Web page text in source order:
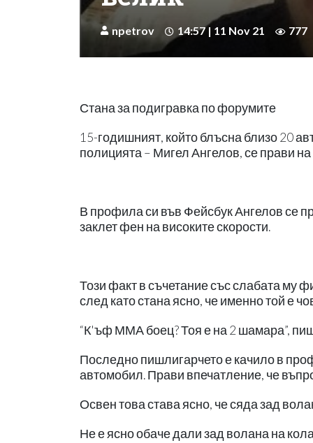
npetrov 14:57 | 11 Nov 21 777
Стана за подигравка по форумите
15-годишният, който блъсна близо 20
полицията – Мигел Ангелов, се прави на
В профила си във Фейсбук Ангелов се
заклет фен на високите скорости.
Този факт в съчетание със слабата му
след като стана ясно, че именно той е
“К'ъф ММА боец? Тоя е на 2 шамара”,
Последно пишлигарчето е качило в
автомобил. Прави впечатление, че
Освен това става ясно, че сяда зад
Не е ясно обаче дали зад волана на